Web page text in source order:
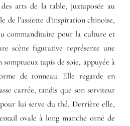
arts de la table, juxtaposée au
de l’assiette d’inspiration chinoise,
commanditaire pour la culture et
scène figurative représente une
somptueux tapis de soie, appuyée à
de tonneau. Elle regarde en
carrée, tandis que son serviteur
pour lui serve du thé. Derrière elle,
ovale à long manche orné de